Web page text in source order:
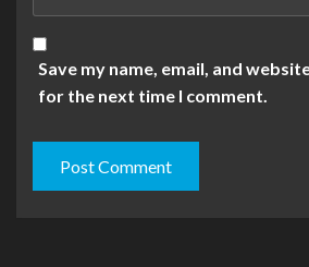
Save my name, email, and
for the next time I comment.